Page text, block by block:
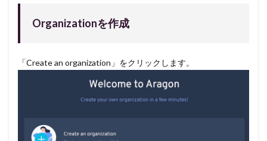
Organizationを作成
「Create an organization」をクリックします。